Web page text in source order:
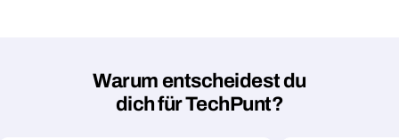
Mit * markierte Felder sind Pflichtfelder
Frage absenden
Warum entscheidest du
dich für TechPunt?